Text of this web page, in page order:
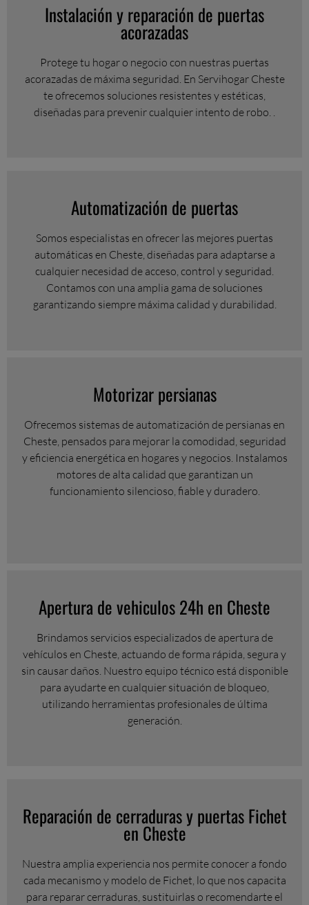
Instalación y reparación de puertas
acorazadas
Protege tu hogar o negocio con nuestras puertas
acorazadas de máxima seguridad. En Servihogar Cheste
te ofrecemos soluciones resistentes y estéticas,
diseñadas para prevenir cualquier intento de robo. .
Automatización de puertas
Somos especialistas en ofrecer las mejores puertas
automáticas en Cheste, diseñadas para adaptarse a
cualquier necesidad de acceso, control y seguridad.
Contamos con una amplia gama de soluciones
garantizando siempre máxima calidad y durabilidad.
Motorizar persianas
Ofrecemos sistemas de automatización de persianas en
Cheste, pensados para mejorar la comodidad, seguridad
y eficiencia energética en hogares y negocios. Instalamos
motores de alta calidad que garantizan un
funcionamiento silencioso, fiable y duradero.
Apertura de vehiculos 24h en Cheste
Brindamos servicios especializados de apertura de
vehículos en Cheste, actuando de forma rápida, segura y
sin causar daños. Nuestro equipo técnico está disponible
para ayudarte en cualquier situación de bloqueo,
utilizando herramientas profesionales de última
generación.
Reparación de cerraduras y puertas Fichet
en Cheste
Nuestra amplia experiencia nos permite conocer a fondo
cada mecanismo y modelo de Fichet, lo que nos capacita
para reparar cerraduras, sustituirlas o recomendarte el